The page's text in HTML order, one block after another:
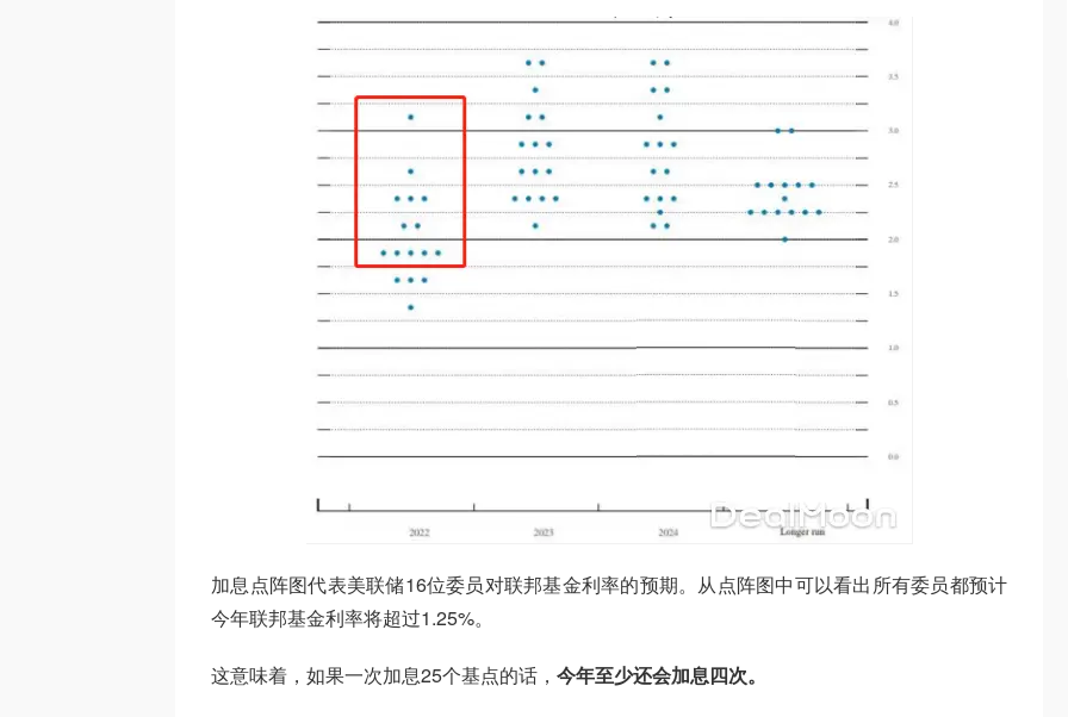
加息点阵图代表美联储16位委员对联邦基金利率的预期。从点阵图中可以看出所有委员都预计
今年联邦基金利率将超过1.25%。
这意味着，如果一次加息25个基点的话， 今年至少还会加息四次。